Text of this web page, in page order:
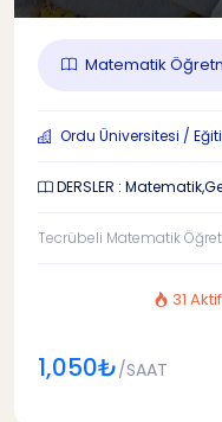
Matematik
Ordu Üniversitesi /
DERSLER :
Tecrübeli Matematik
31
1,050₺/SAAT